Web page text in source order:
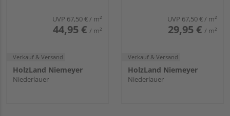
UVP 67,50 €/ m²
44,95 € / m²
Verkauf & Versand
HolzLand Niemeyer
Niederlauer
UVP 67,50 €/ m²
29,95 € / m²
Verkauf & Versand
HolzLand Niemeyer
Niederlauer